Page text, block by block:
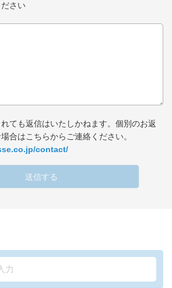
さい
ても返信はいたしかねます。個別のお返
合はこちらからご連絡ください。
contact/
送信する